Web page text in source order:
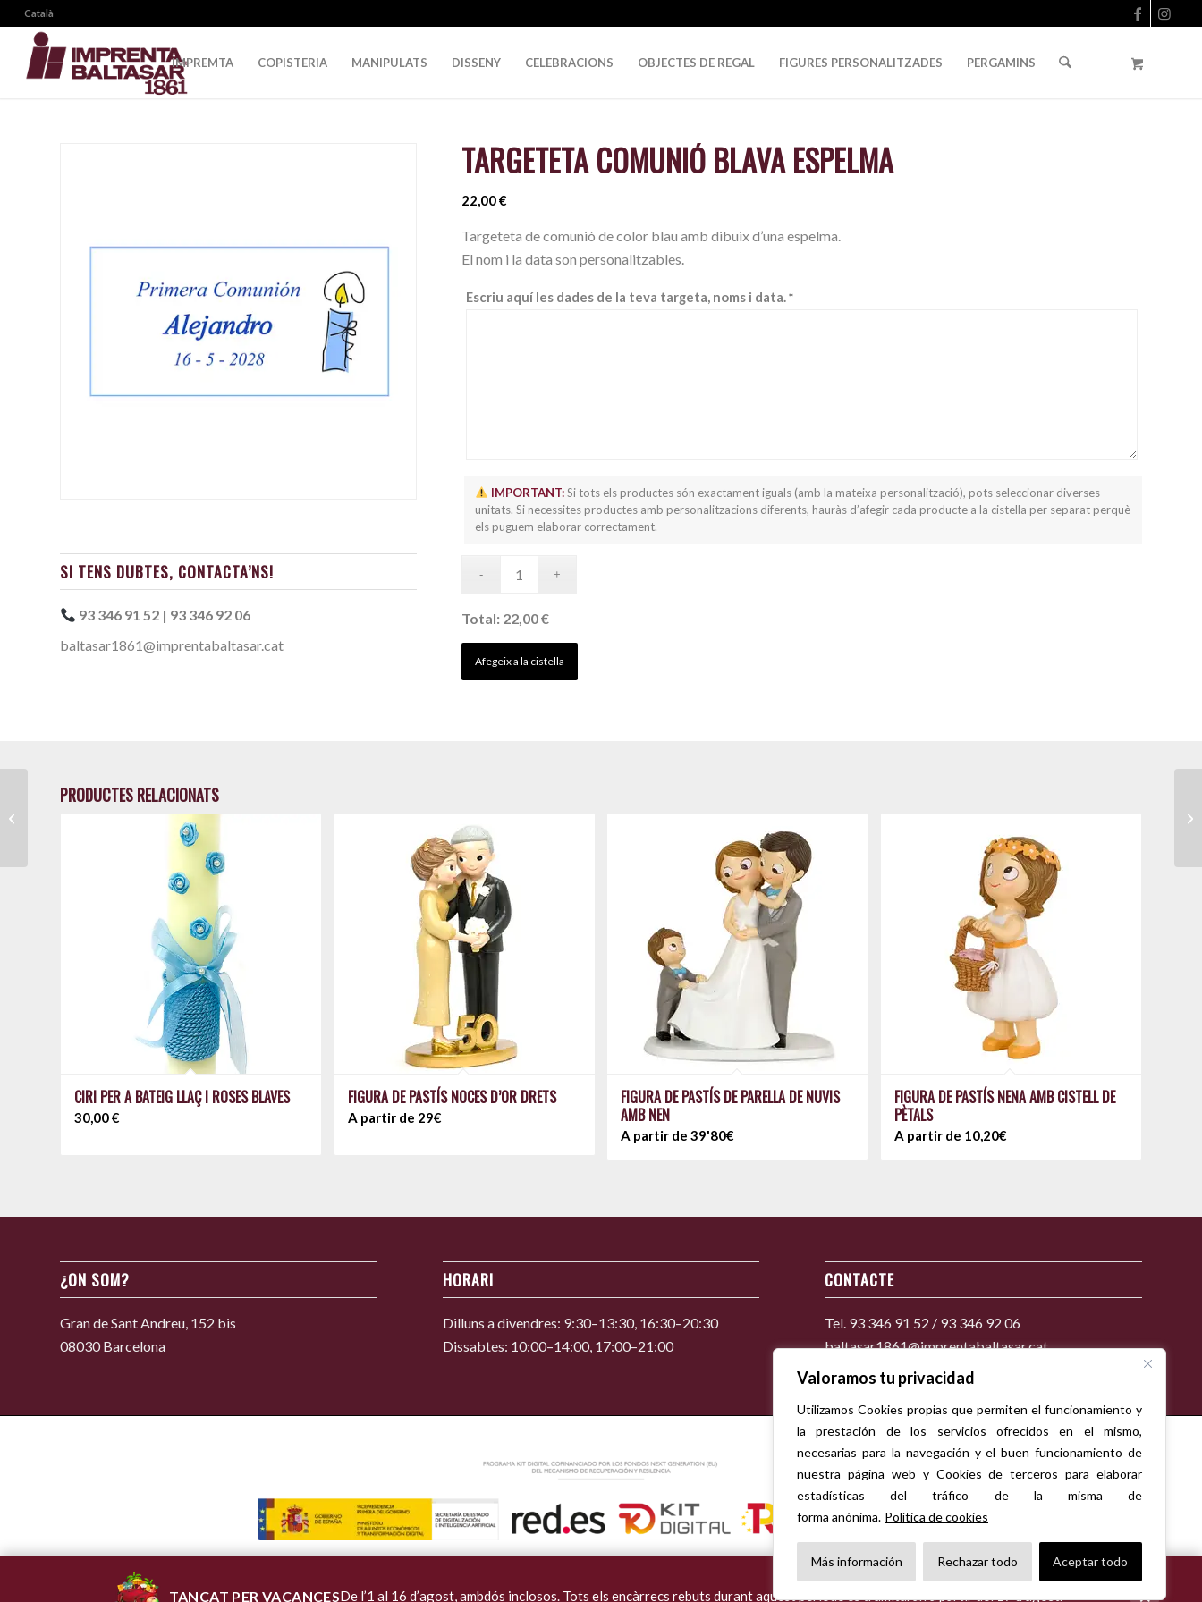
Valoramos tu privacidad
Utilizamos Cookies propias que permiten el funcionamiento y
la prestación de los servicios ofrecidos en el mismo,
necesarias para la navegación y el buen funcionamiento de
nuestra página web y Cookies de terceros para elaborar
estadísticas del tráfico de la misma de
forma anónima. Política de cookies
Más información Rechazar todo Aceptar todo
Català
IMPREMTA COPISTERIA MANIPULATS DISSENY CELEBRACIONS OBJECTES DE REGAL FIGURES PERSONALITZADES PERGAMINS
SI TENS DUBTES, CONTACTA’NS!
93 346 91 52 | 93 346 92 06
baltasar1861@imprentabaltasar.cat
TARGETETA COMUNIÓ BLAVA ESPELMA
22,00€
Targeteta de comunió de color blau amb dibuix d’una espelma.
El nom i la data son personalitzables.
Escriu aquí les dades de la teva targeta, noms i data.*
IMPORTANT:Si tots els productes són exactament iguals (amb la mateixa personalització), pots seleccionar diverses
unitats. Si necessites productes amb personalitzacions diferents, hauràs d’afegir cada producte a la cistella per separat perquè
els puguem elaborar correctament.
Total: 22,00 €
Afegeix a la cistella
PRODUCTES RELACIONATS
CIRI PER A BATEIG LLAÇ I ROSES BLAVES
30,00€
FIGURA DE PASTÍS NOCES D’OR DRETS
A partir de 29€
FIGURA DE PASTÍS DE PARELLA DE NUVIS
AMB NEN
A partir de 39'80€
FIGURA DE PASTÍS NENA AMB CISTELL DE
PÈTALS
A partir de 10,20€
¿ON SOM?
Gran de Sant Andreu, 152 bis
08030 Barcelona
HORARI
Dilluns a divendres: 9:30–13:30, 16:30–20:30
Dissabtes: 10:00–14:00, 17:00–21:00
CONTACTE
Tel. 93 346 91 52 / 93 346 92 06
baltasar1861@imprentabaltasar.cat
TANCAT PER VACANCESDe l’1 al 16 d’agost, ambdós inclosos. Tots els encàrrecs rebuts durant aquest període es tramitaran a partir del 17 d’agost. ×